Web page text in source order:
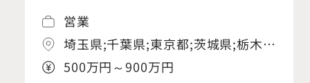
営業
埼玉県;千葉県;東京都;茨城県;栃木県;
群馬県;神奈川県;岐阜県;静岡県;愛知
500万円～900万円